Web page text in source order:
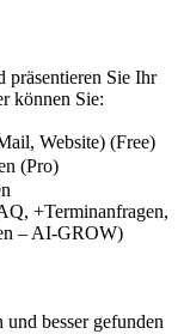
präsentieren Sie Ihr
können Sie:
Website) (Free)
(Pro)
+Terminanfragen,
– AI-GROW)
besser gefunden